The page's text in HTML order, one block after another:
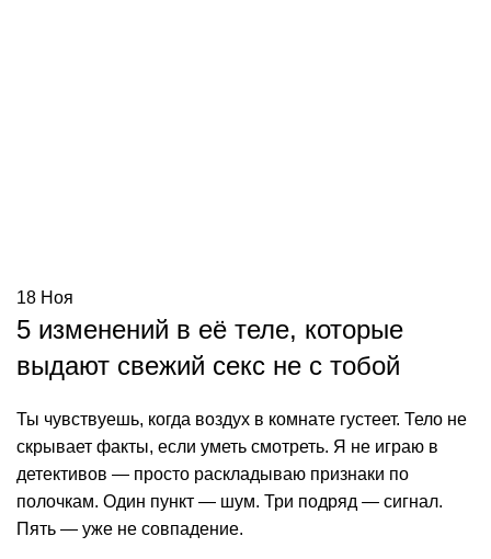
18 Ноя
5 изменений в её теле, которые
выдают свежий секс не с тобой
Ты чувствуешь, когда воздух в комнате густеет. Тело не
скрывает факты, если уметь смотреть. Я не играю в
детективов — просто раскладываю признаки по
полочкам. Один пункт — шум. Три подряд — сигнал.
Пять — уже не совпадение.